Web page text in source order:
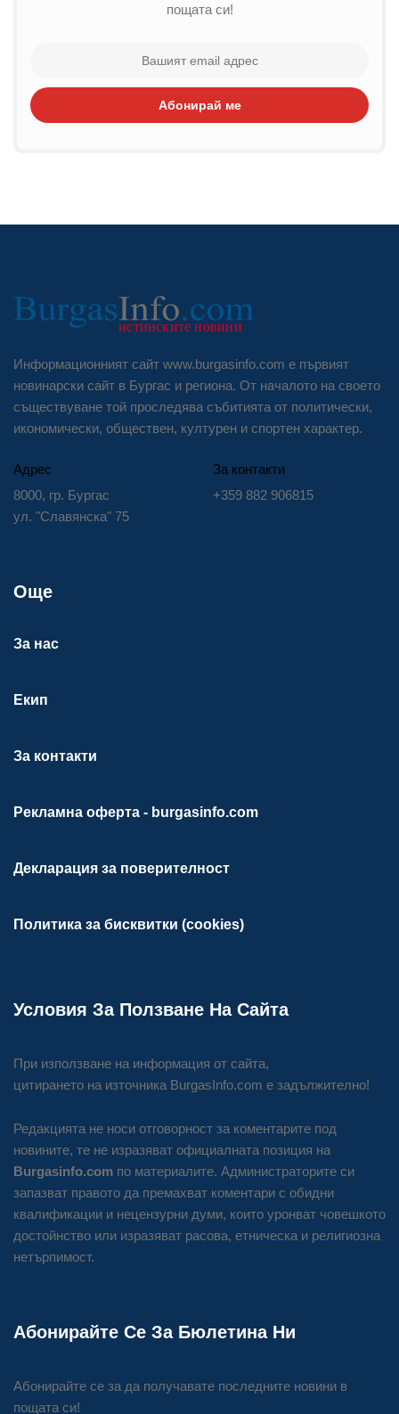
пощата си!
Абонирай ме
Информационният сайт www.burgasinfo.com е първият
новинарски сайт в Бургас и региона. От началото на своето
съществуване той проследява събитията от политически,
икономически, обществен, културен и спортен характер.
Адрес
8000, гр. Бургас
ул. "Славянска" 75
За контакти
+359 882 906815
Още
За нас
Екип
За контакти
Рекламна оферта - burgasinfo.com
Декларация за поверителност
Политика за бисквитки (cookies)
Условия За Ползване На Сайта
При използване на информация от сайта,
цитирането на източника BurgasInfo.com е задължително!
Редакцията не носи отговорност за коментарите под
новините, те не изразяват официалната позиция на
Burgasinfo.com по материалите. Администраторите си
запазват правото да премахват коментари с обидни
квалификации и нецензурни думи, които уронват човешкото
достойнство или изразяват расова, етническа и религиозна
нетърпимост.
Абонирайте Се За Бюлетина Ни
Абонирайте се за да получавате последните новини в
пощата си!